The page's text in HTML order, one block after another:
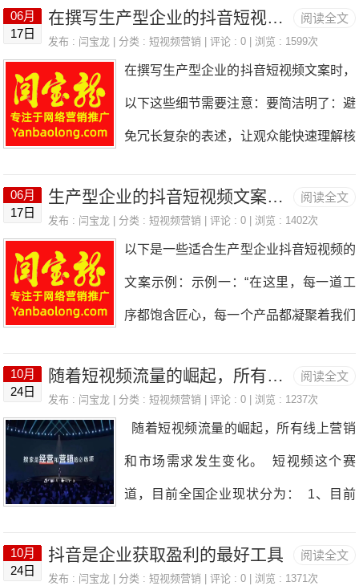
如，如果你的目标受众是年轻女性，那么
保链接的准确性和有效性，同时也要遵守
抖音平台的相关规定和政策。有些情况
下，可能需要满足一定条件或通过特定审
核才能在文案中添加链接。
量把控：“层层质检关卡，只为将最完美
般的生产流程，高效又有序，[企业名称]
的实力展现！”独特的生产工艺：“独一无
二的生产工艺，让我们的产品独具魅力，
[企业名称]的秘诀在此！”环保与安全措
施：“环保生产，安全至上，[企业名称]对
优质原材料，从源头保证产品质量，[企
阅读全文
06月
17日
在撰写生产型企业的抖音短视频文案时，需要注意哪些细节？
发布 : 闫宝龙 | 分类 :短视频营销 | 评论 : 0 | 浏览 : 1599次
在撰写生产型企业的抖音短视频文案时，
以下这些细节需要注意：要简洁明了：避
免冗长复杂的表述，让观众能快速理解核
业名称]带你看制造之美！”突出优势特
生活的热爱，[企业名称]与你同行！”使用
生动语言：摒弃过于专业、生硬的术语，
像“哇塞，看这生产线上的忙碌与有序，
[企业名称]就是这么牛！”提及品牌名称：
多次出现企业名称，加深观众印象，如
现。”结合热点话题：如果能关联当下热
阅读全文
06月
17日
生产型企业的抖音短视频文案应该如何撰写？
发布 : 闫宝龙 | 分类 :短视频营销 | 评论 : 0 | 浏览 : 1402次
以下是一些适合生产型企业抖音短视频的
文案示例：示例一：“在这里，每一道工
序都饱含匠心，每一个产品都凝聚着我们
打造品质传奇！”示例二：“从原材料到成
量！”示例四：“看！这就是我们的生产一
线，工人们的辛勤付出，成就了一个个卓
阅读全文
10月
24日
随着短视频流量的崛起，所有线上营销和市场需求发生变化
发布 : 闫宝龙 | 分类 :短视频营销 | 评论 : 0 | 浏览 : 1237次
随着短视频流量的崛起，所有线上营销
和市场需求发生变化。 短视频这个赛
道，目前全国企业现状分为： 1、目前
尝试过，只是尝试，没结果就没坚
阅读全文
10月
24日
抖音是企业获取盈利的最好工具
发布 : 闫宝龙 | 分类 :短视频营销 | 评论 : 0 | 浏览 : 1371次